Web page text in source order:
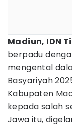
Madiun, IDN
berpadu
mengental
Basyariyah
Kabupaten
kepada salah
Jawa itu,